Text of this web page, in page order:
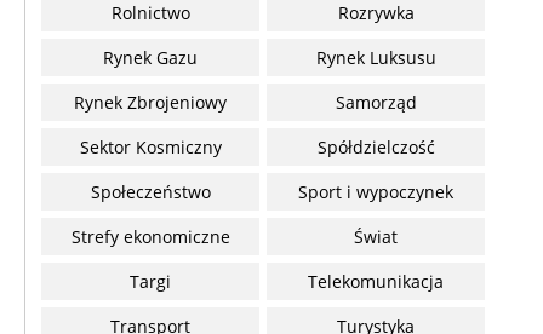
Rolnictwo
Rozrywka
Rynek Gazu
Rynek Luksusu
Rynek Zbrojeniowy
Samorząd
Sektor Kosmiczny
Spółdzielczość
Społeczeństwo
Sport i wypoczynek
Strefy ekonomiczne
Świat
Targi
Telekomunikacja
Transport
Turystyka